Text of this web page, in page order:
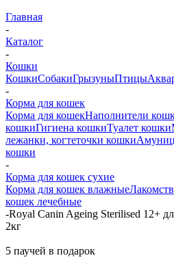
Главная
-
Каталог
-
Кошки
КошкиСобакиГрызуныПтицы
-
Корма для кошек
Корма для кошекНаполнители
кошкиГигиена кошкиТуалет кошки
лежанки, когтеточки кошки
кошки
-
Корма для кошек сухие
Корма для кошек влажные
кошек лечебные
-Royal Canin Ageing Sterilised 12+
2кг
5 паучей в подарок